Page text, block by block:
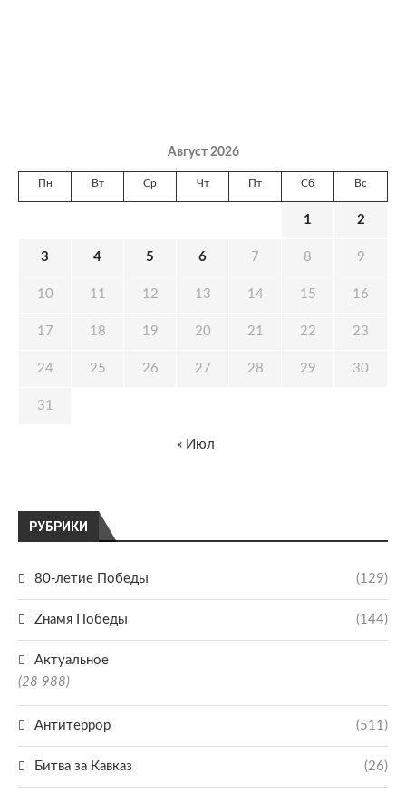
РУБРИКИ
80-летие Победы (129)
Zнамя Победы (144)
Актуальное
(28 988)
Антитеррор (511)
Битва за Кавказ (26)
Август 2026
Пн Вт Ср Чт Пт Сб Вс
1 2
3 4 5 6 7 8 9
10 11 12 13 14 15 16
17 18 19 20 21 22 23
24 25 26 27 28 29 30
31
« Июл